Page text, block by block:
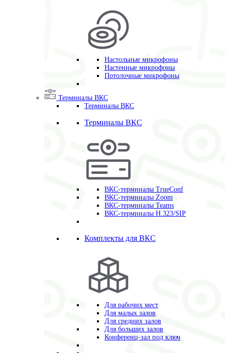
Настольные микрофоны
Настенные микрофоны
Потолочные микрофоны
Терминалы ВКС
Терминалы ВКС
Терминалы ВКС
ВКС-терминалы TrueConf
ВКС-терминалы Zoom
ВКС-терминалы Teams
ВКС-терминалы H.323/SIP
Комплекты для ВКС
Для рабочих мест
Для малых залов
Для средних залов
Для больших залов
Конференц-зал под ключ